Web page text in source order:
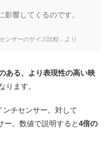
響してくるのです。
ンサーのサイズ比較」より
ある、より表現性の高い映
ります。
ンチセンサー。対して
ー。数値で説明すると4倍の